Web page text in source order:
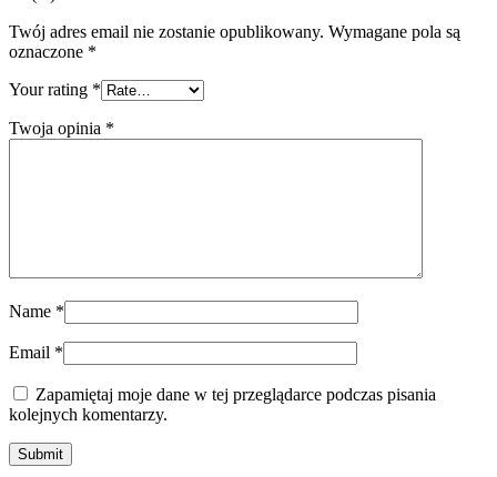
Twój adres email nie zostanie opublikowany. Wymagane pola są
oznaczone *
Your rating *
Twoja opinia *
Name *
Email *
Zapamiętaj moje dane w tej przeglądarce podczas pisania
kolejnych komentarzy.
Submit